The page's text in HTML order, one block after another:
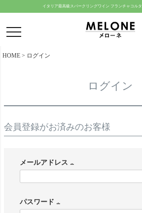
イタリア最高級スパークリングワイン フランチャコル
HOME ログイン
ログイン
会員登録がお済みのお客様
メールアドレス
(
須
パスワード